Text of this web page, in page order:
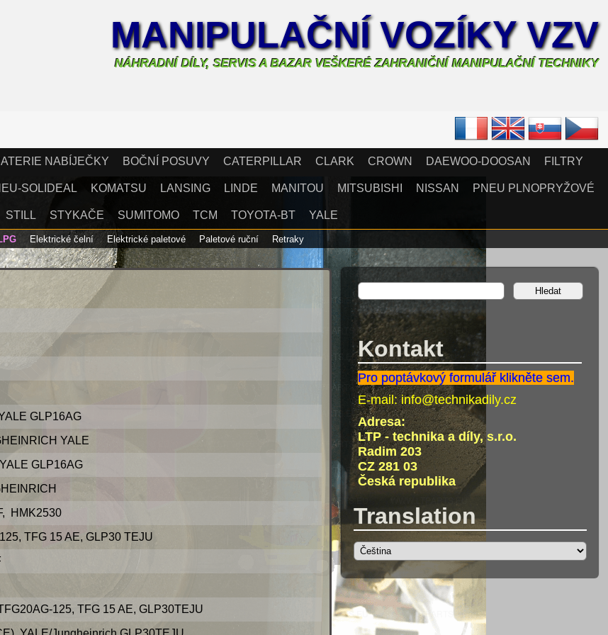
MANIPULAČNÍ VOZÍKY VZV
NÁHRADNÍ DÍLY, SERVIS A BAZAR VEŠKERÉ ZAHRANIČNÍ MANIPULAČNÍ TECHNIKY
NABÍJEČKY BOČNÍ POSUVY CATERPILLAR CLARK CROWN DAEWOO-DOOSAN FILTRY
SOLIDEAL KOMATSU LANSING LINDE MANITOU MITSUBISHI NISSAN PNEU PLNOPRYŽOVÉ
STILL STYKAČE SUMITOMO TCM TOYOTA-BT YALE
Elektrické čelní Elektrické paletové Paletové ruční Retraky
Kontakt
Pro poptávkový formulář klikněte sem.
E-mail:info@technikadily.cz
Adresa:
LTP - technika a díly, s.r.o.
Radim 203
CZ 281 03
Česká republika
Translation
GLP16AG
YALE
GLP16AG
HMK2530
TFG 15 AE, GLP30 TEJU
125, TFG 15 AE, GLP30TEJU